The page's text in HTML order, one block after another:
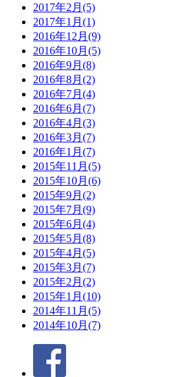
2017年2月(5)
2017年1月(1)
2016年12月(9)
2016年10月(5)
2016年9月(8)
2016年8月(2)
2016年7月(4)
2016年6月(7)
2016年4月(3)
2016年3月(7)
2016年1月(7)
2015年11月(5)
2015年10月(6)
2015年9月(2)
2015年7月(9)
2015年6月(4)
2015年5月(8)
2015年4月(5)
2015年3月(7)
2015年2月(2)
2015年1月(10)
2014年11月(5)
2014年10月(7)